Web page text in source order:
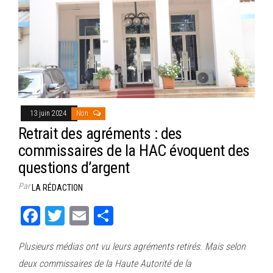
13 juin 2024 Non
Retrait des agréments : des
commissaires de la HAC évoquent des
questions d’argent
ParLA RÉDACTION
Fa
bo
T
tt
E
ail ag
Plusieurs médias ont vu leurs agréments retirés. Mais selon
deux commissaires de la Haute Autorité de la